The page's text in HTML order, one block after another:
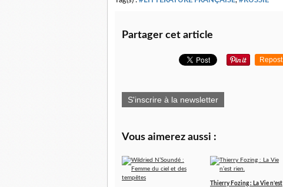
Partager cet article
Repost
S'inscrire à la newsletter
Vous aimerez aussi :
Thierry Fozing : La Vie n’est